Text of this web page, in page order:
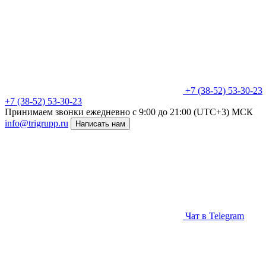
+7 (38-52) 53-30-23
+7 (38-52) 53-30-23
Принимаем звонки ежедневно c 9:00 до 21:00 (UTC+3) МСК
info@trigrupp.ru
Написать нам
Чат в Telegram